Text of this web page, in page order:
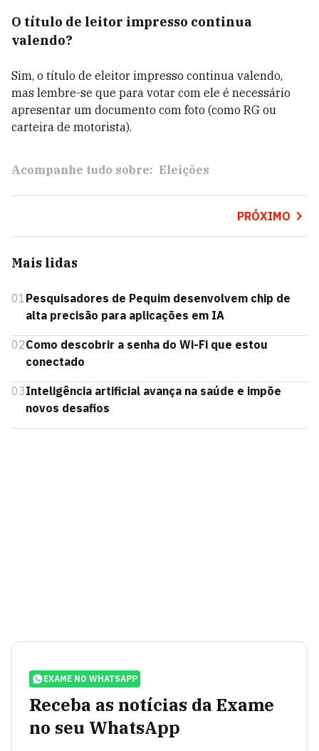
O título de leitor impresso continua
valendo?
Sim, o título de eleitor impresso continua valendo,
mas lembre-se que para votar com ele é necessário
apresentar um documento com foto (como RG ou
carteira de motorista).
Acompanhe tudo sobre: Eleições
PRÓXIMO
Mais lidas
01Pesquisadores de Pequim desenvolvem chip de
alta precisão para aplicações em IA
02Como descobrir a senha do Wi-Fi que estou
conectado
03Inteligência artificial avança na saúde e impõe
novos desafios
EXAME NO WHATSAPP
Receba as notícias da Exame
no seu WhatsApp